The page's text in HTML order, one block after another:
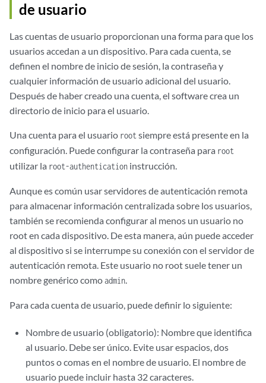
de usuario
Las cuentas de usuario proporcionan una forma para que los
usuarios accedan a un dispositivo. Para cada cuenta, se
definen el nombre de inicio de sesión, la contraseña y
cualquier información de usuario adicional del usuario.
Después de haber creado una cuenta, el software crea un
directorio de inicio para el usuario.
Una cuenta para el usuario rootsiempre está presente en la
configuración. Puede configurar la contraseña para root
utilizar la root-authentication instrucción.
Aunque es común usar servidores de autenticación remota
para almacenar información centralizada sobre los usuarios,
también se recomienda configurar al menos un usuario no
root en cada dispositivo. De esta manera, aún puede acceder
al dispositivo si se interrumpe su conexión con el servidor de
autenticación remota. Este usuario no root suele tener un
nombre genérico comoadmin.
Para cada cuenta de usuario, puede definir lo siguiente:
Nombre de usuario (obligatorio): Nombre que identifica
al usuario. Debe ser único. Evite usar espacios, dos
puntos o comas en el nombre de usuario. El nombre de
usuario puede incluir hasta 32 caracteres.